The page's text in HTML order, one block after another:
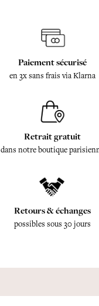
Paiement sécurisé
en 3x sans frais via Klarna
Retrait gratuit
dans notre boutique
Retours & échanges
possibles sous 30 jours